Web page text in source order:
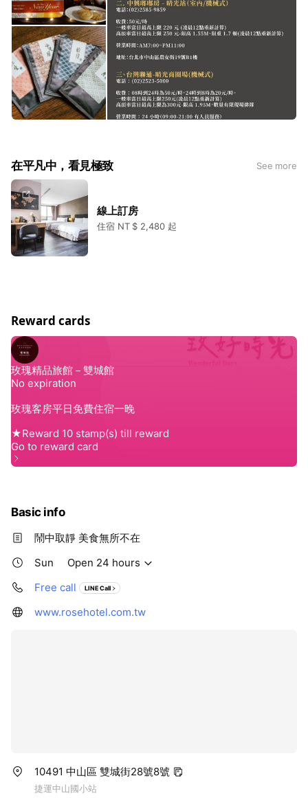
在平凡中，看見極致 See more
線上訂房
住宿 NT $ 2,480 起
Reward cards
Basic info
鬧中取靜 美食無所不在
Sun
Open 24 hours
Free call
LINE Call
www.rosehotel.com.tw
10491 中山區 雙城街28號8號
捷運中山國小站